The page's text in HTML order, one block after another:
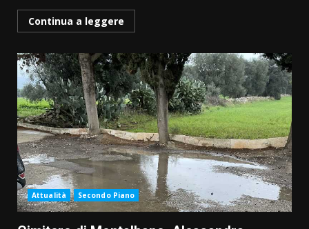
Continua a leggere
Attualità Secondo Piano